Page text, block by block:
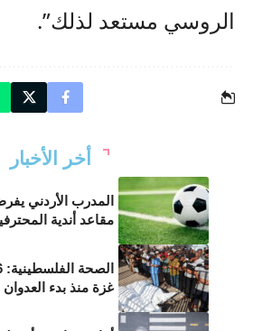
الروسي مستعد لذلك”.
أخر الأخبار
المدرب الأردني
مقاعد أندية
غزة منذ بدء العدوان